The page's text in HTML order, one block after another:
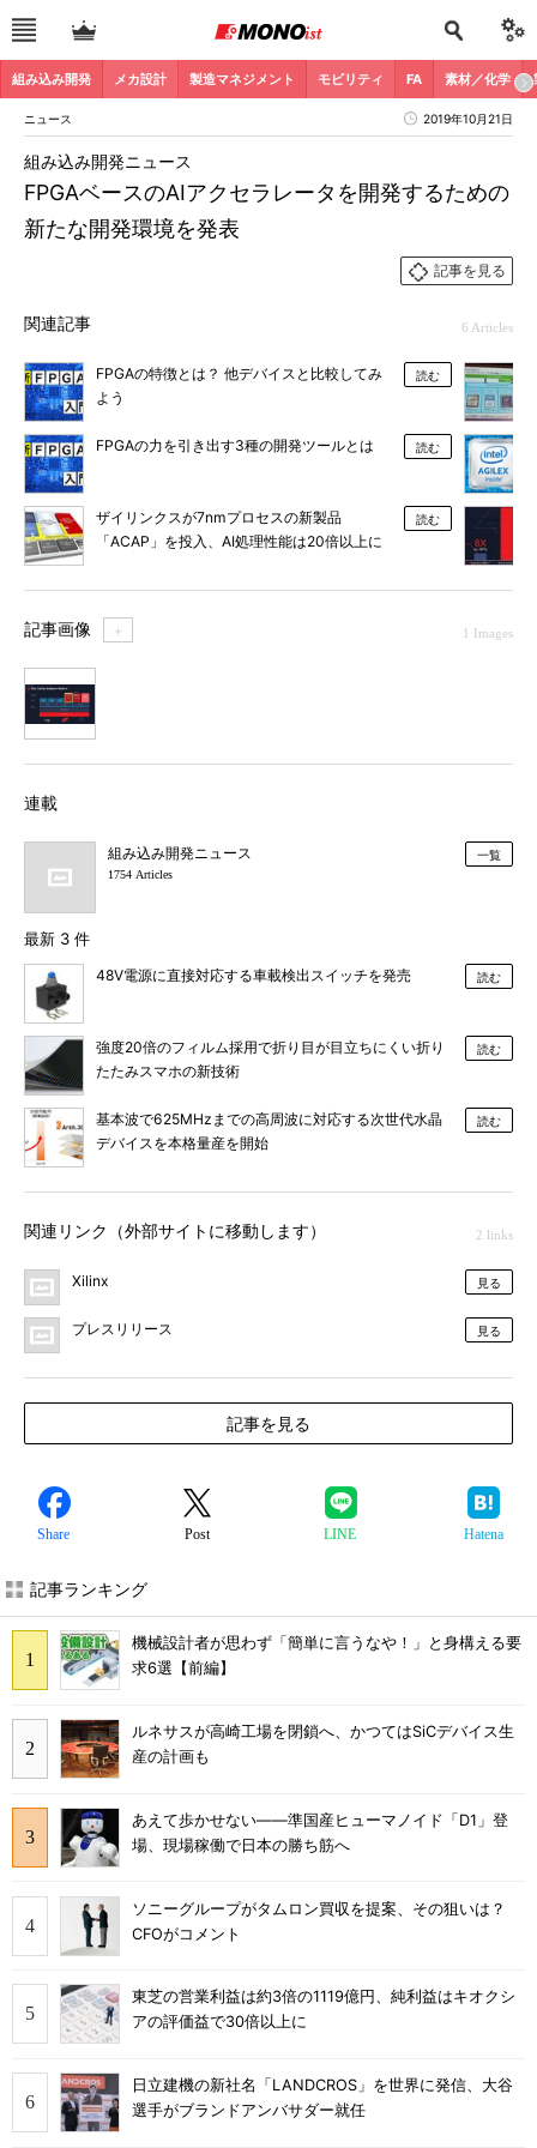
組み込み開発 メカ設計 製造マネジメント モビリティ FA 素材／化学
ニュース 2019年10月21日
FPGAベースのAIアクセラレータを開発するための
新たな開発環境を発表
組み込み開発ニュース
記事を見る
関連記事 6 Articles
FPGAの特徴とは？ 他デバイスと比較してみ
よう
読む
FPGAの力を引き出す3種の開発ツールとは 読む
ザイリンクスが7nmプロセスの新製品
「ACAP」を投入、AI処理性能は20倍以上に
読む
記事画像 ＋ 1 Images
連載
組み込み開発ニュース
1754 Articles
一覧
最新 3 件
48V電源に直接対応する車載検出スイッチを発売 読む
強度20倍のフィルム採用で折り目が目立ちにくい折り
たたみスマホの新技術
読む
基本波で625MHzまでの高周波に対応する次世代水晶
デバイスを本格量産を開始
読む
関連リンク（外部サイトに移動します） 2 links
Xilinx 見る
プレスリリース 見る
記事を見る
Share Post LINE Hatena
記事ランキング
機械設計者が思わず「簡単に言うなや！」と身構える要
求6選【前編】
ルネサスが高崎工場を閉鎖へ、かつてはSiCデバイス生
産の計画も
あえて歩かせない――準国産ヒューマノイド「D1」登
場、現場稼働で日本の勝ち筋へ
ソニーグループがタムロン買収を提案、その狙いは？
CFOがコメント
東芝の営業利益は約3倍の1119億円、純利益はキオクシ
アの評価益で30倍以上に
日立建機の新社名「LANDCROS」を世界に発信、大谷
選手がブランドアンバサダー就任